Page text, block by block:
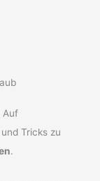
Auf
Tricks zu
.